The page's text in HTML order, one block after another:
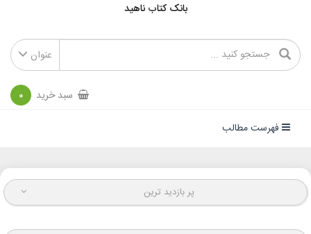
بانک کتاب ناهید
عنوان
سبد خرید 0
فهرست مطالب
پر بازدید ترین